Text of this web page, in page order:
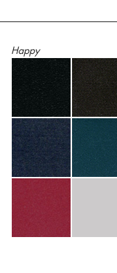
Happy